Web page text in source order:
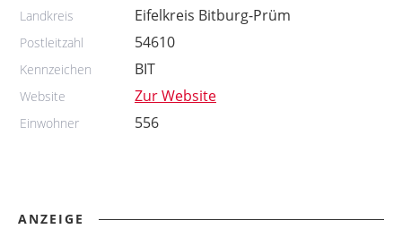
Landkreis Eifelkreis Bitburg-Prüm
Postleitzahl 54610
Kennzeichen BIT
Website Zur Website
Einwohner 556
ANZEIGE